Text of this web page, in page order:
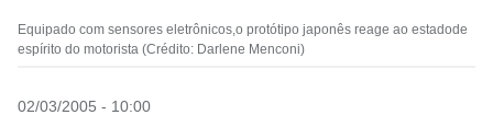
Equipado com sensores eletrônicos,o protótipo japonês reage ao estadode
espírito do motorista (Crédito: Darlene Menconi)
02/03/2005 - 10:00